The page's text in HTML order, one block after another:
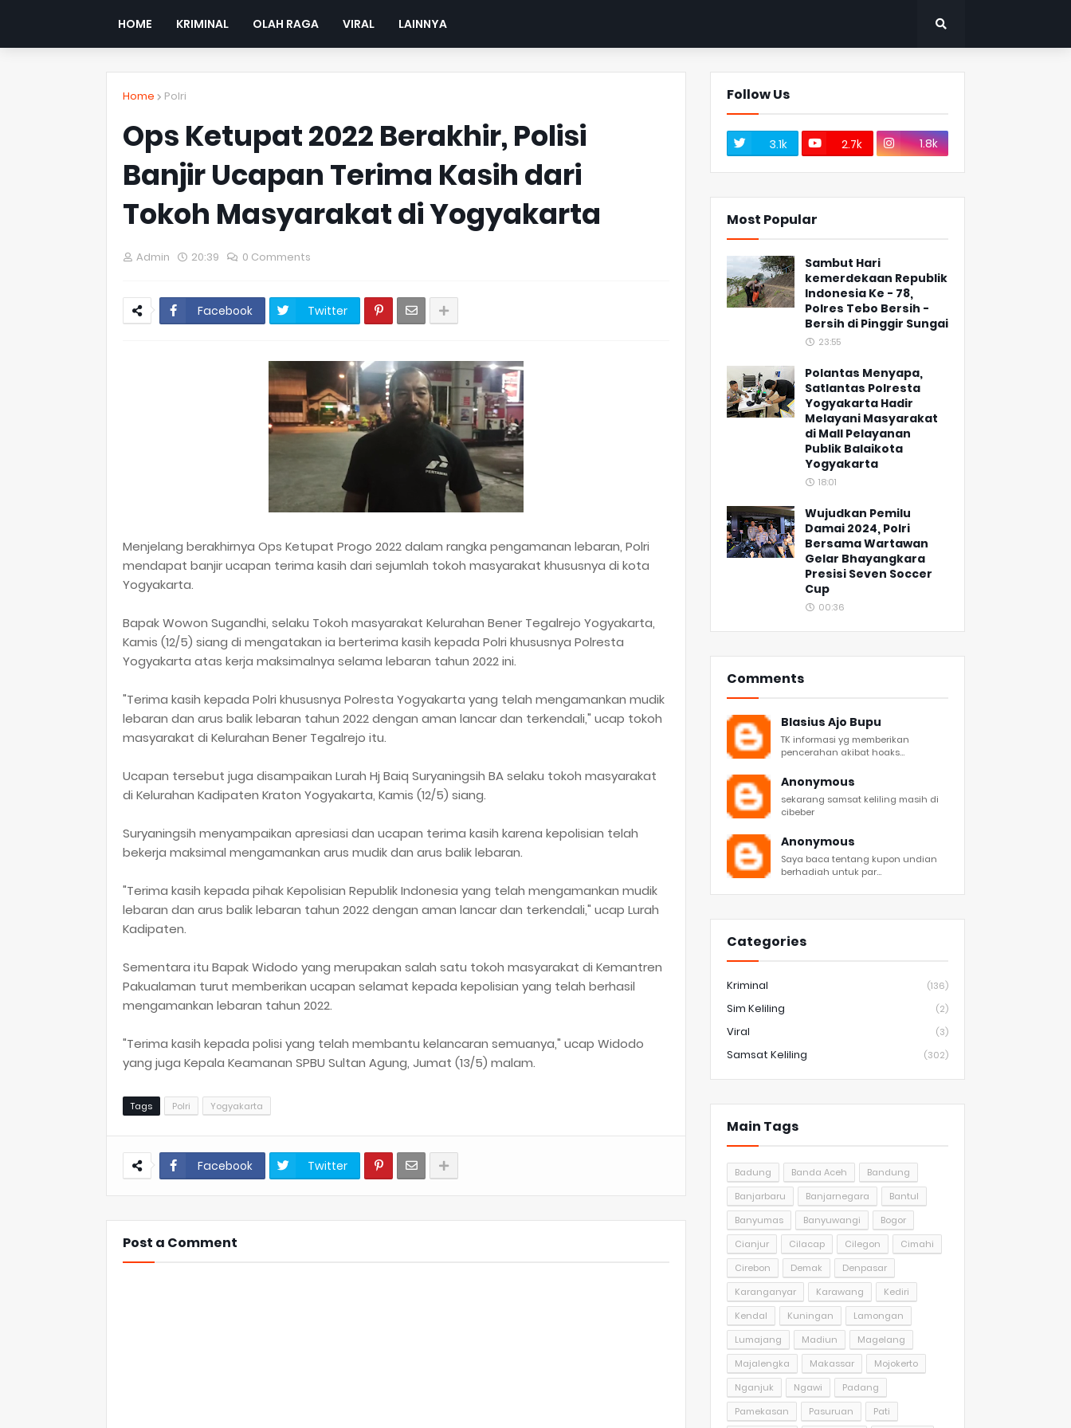
HOME KRIMINAL OLAH RAGA VIRAL LAINNYA
Home Polri
Ops Ketupat 2022 Berakhir, Polisi
Banjir Ucapan Terima Kasih dari
Tokoh Masyarakat di Yogyakarta
Admin 20:39 0 Comments
Facebook Twitter
Menjelang berakhirnya Ops Ketupat Progo 2022 dalam rangka pengamanan lebaran, Polri
mendapat banjir ucapan terima kasih dari sejumlah tokoh masyarakat khususnya di kota
Yogyakarta.
Bapak Wowon Sugandhi, selaku Tokoh masyarakat Kelurahan Bener Tegalrejo Yogyakarta,
Kamis (12/5) siang di mengatakan ia berterima kasih kepada Polri khususnya Polresta
Yogyakarta atas kerja maksimalnya selama lebaran tahun 2022 ini.
"Terima kasih kepada Polri khususnya Polresta Yogyakarta yang telah mengamankan mudik
lebaran dan arus balik lebaran tahun 2022 dengan aman lancar dan terkendali," ucap tokoh
masyarakat di Kelurahan Bener Tegalrejo itu.
Ucapan tersebut juga disampaikan Lurah Hj Baiq Suryaningsih BA selaku tokoh masyarakat
di Kelurahan Kadipaten Kraton Yogyakarta, Kamis (12/5) siang.
Suryaningsih menyampaikan apresiasi dan ucapan terima kasih karena kepolisian telah
bekerja maksimal mengamankan arus mudik dan arus balik lebaran.
"Terima kasih kepada pihak Kepolisian Republik Indonesia yang telah mengamankan mudik
lebaran dan arus balik lebaran tahun 2022 dengan aman lancar dan terkendali," ucap Lurah
Kadipaten.
Sementara itu Bapak Widodo yang merupakan salah satu tokoh masyarakat di Kemantren
Pakualaman turut memberikan ucapan selamat kepada kepolisian yang telah berhasil
mengamankan lebaran tahun 2022.
"Terima kasih kepada polisi yang telah membantu kelancaran semuanya," ucap Widodo
yang juga Kepala Keamanan SPBU Sultan Agung, Jumat (13/5) malam.
Tags Polri Yogyakarta
Facebook Twitter
Post a Comment
Follow Us
3.1k 2.7k 1.8k
Most Popular
Sambut Hari
kemerdekaan Republik
Indonesia Ke - 78,
Polres Tebo Bersih -
Bersih di Pinggir Sungai
23:55
Polantas Menyapa,
Satlantas Polresta
Yogyakarta Hadir
Melayani Masyarakat
di Mall Pelayanan
Publik Balaikota
Yogyakarta
18:01
Wujudkan Pemilu
Damai 2024, Polri
Bersama Wartawan
Gelar Bhayangkara
Presisi Seven Soccer
Cup
00:36
Comments
Blasius Ajo Bupu
TK informasi yg memberikan
pencerahan akibat hoaks...
Anonymous
sekarang samsat keliling masih di
cibeber
Anonymous
Saya baca tentang kupon undian
berhadiah untuk par...
Categories
Kriminal (136)
Sim Keliling (2)
Viral (3)
Samsat Keliling (302)
Main Tags
Badung Banda Aceh
Bandung
Banjarbaru
Banjarnegara
Bantul
Banyumas
Banyuwangi
Bogor
Cianjur
Cilacap Cilegon
Cimahi
Cirebon
Demak
Denpasar
Karanganyar
Karawang
Kediri
Kendal
Kuningan
Lamongan
Lumajang
Madiun
Magelang
Majalengka
Makassar
Mojokerto
Nganjuk
Ngawi
Padang
Pamekasan
Pasuruan
Pati